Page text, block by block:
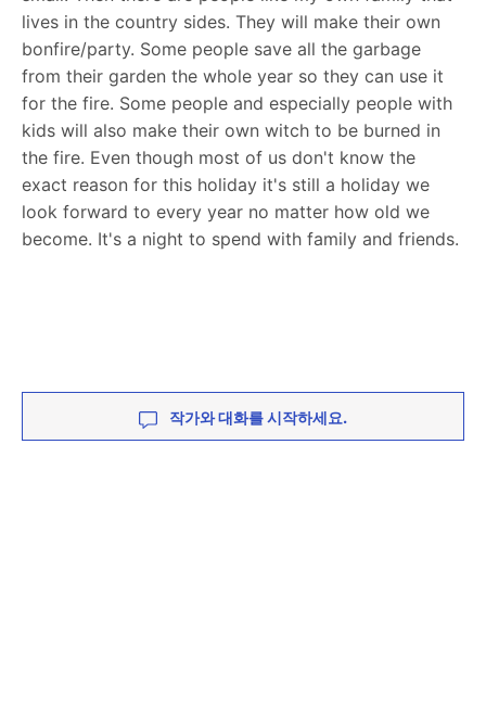
lives in the country sides. They will make their own
bonfire/party. Some people save all the garbage
from their garden the whole year so they can use it
for the fire. Some people and especially people with
kids will also make their own witch to be burned in
the fire. Even though most of us don't know the
exact reason for this holiday it's still a holiday we
look forward to every year no matter how old we
become. It's a night to spend with family and friends.
작가와 대화를 시작하세요.